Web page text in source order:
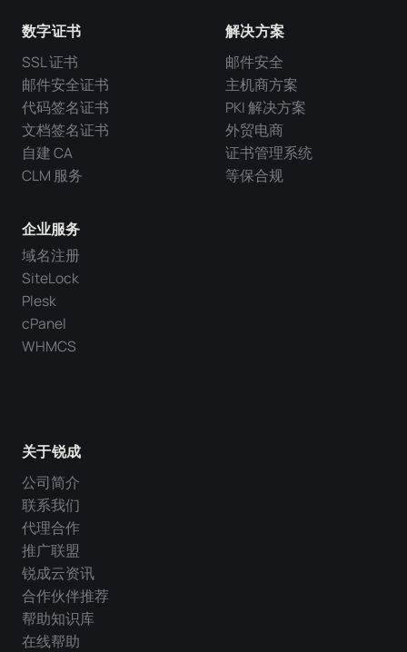
数字证书
SSL 证书
邮件安全证书
代码签名证书
文档签名证书
自建 CA
CLM 服务
企业服务
域名注册
SiteLock
Plesk
cPanel
WHMCS
解决方案
邮件安全
主机商方案
PKI 解决方案
外贸电商
证书管理系统
等保合规
关于锐成
公司简介
联系我们
代理合作
推广联盟
锐成云资讯
合作伙伴推荐
帮助知识库
在线帮助